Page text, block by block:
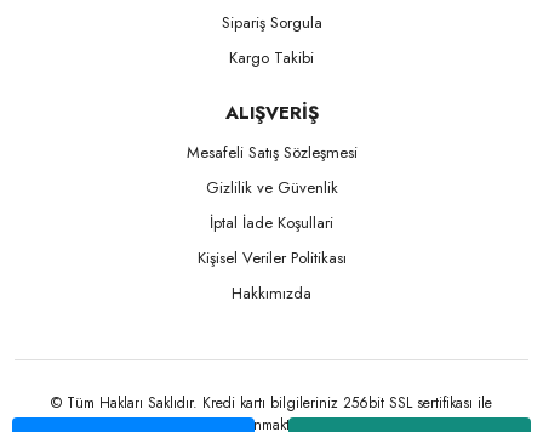
Sipariş Sorgula
Kargo Takibi
ALIŞVERİŞ
Mesafeli Satış Sözleşmesi
Gizlilik ve Güvenlik
İptal İade Koşullari
Kişisel Veriler Politikası
Hakkımızda
© Tüm Hakları Saklıdır. Kredi kartı bilgileriniz 256bit SSL sertifikası ile
korunmaktadır.